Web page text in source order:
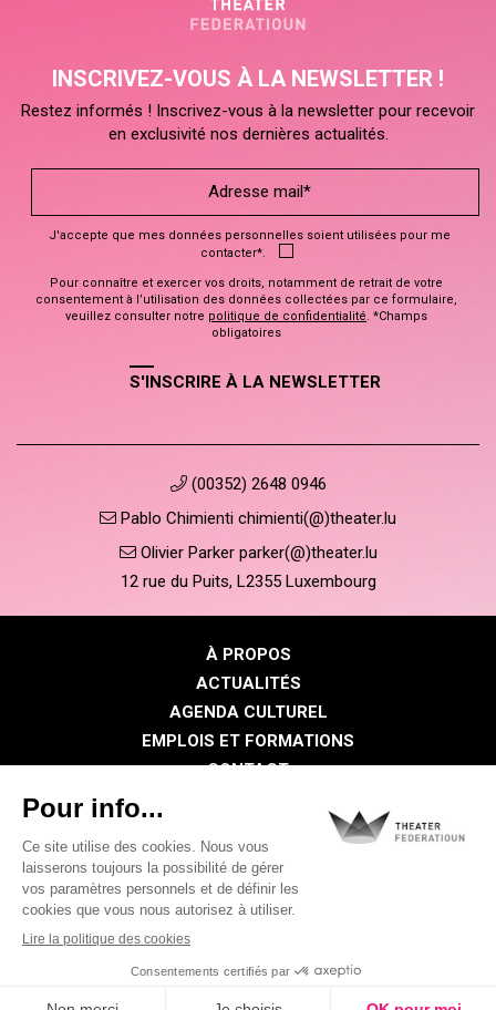
INSCRIVEZ-VOUS À LA NEWSLETTER !
Restez informés ! Inscrivez-vous à la newsletter pour recevoir
en exclusivité nos dernières actualités.
J'accepte que mes données personnelles soient utilisées pour me
contacter*.
Pour connaître et exercer vos droits, notamment de retrait de votre
consentement à l’utilisation des données collectées par ce formulaire,
veuillez consulter notre politique de confidentialité. *Champs
obligatoires
S'INSCRIRE À LA NEWSLETTER
(00352) 2648 0946
Pablo Chimienti chimienti(@)theater.lu
Olivier Parker parker(@)theater.lu
12 rue du Puits, L2355 Luxembourg
À PROPOS
ACTUALITÉS
AGENDA CULTUREL
EMPLOIS ET FORMATIONS
CONTACT
Politique de confidentialité
Politique des cookies